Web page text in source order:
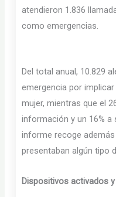
atendieron 1.836
como emergencias.
Del total anual, 10.829
emergencia por
mujer, mientras que el
información y un 16% a
informe recoge
presentaban algún tipo
Dispositivos activados